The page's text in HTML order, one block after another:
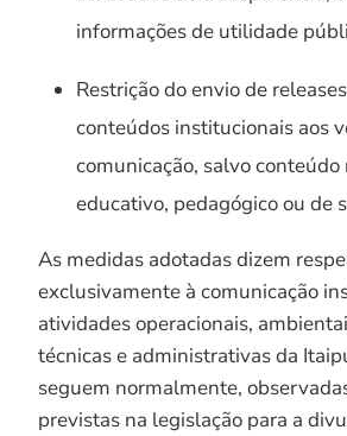
informações de utilidade
Restrição do envio de
conteúdos institucionais aos
comunicação, salvo
educativo, pedagógico ou de
As medidas adotadas dizem
exclusivamente à comunicação
atividades operacionais,
técnicas e administrativas da
seguem normalmente,
previstas na legislação para a